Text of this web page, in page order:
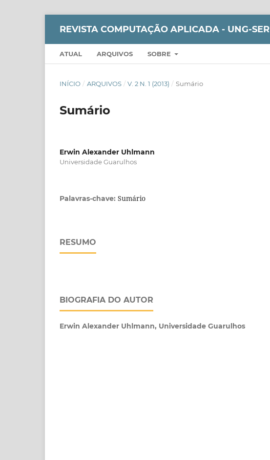
REVISTA COMPUTAÇÃO APLICADA - UNG-SER
ATUAL ARQUIVOS SOBRE
INÍCIO / ARQUIVOS / V. 2 N. 1 (2013) / Sumário
Sumário
Erwin Alexander Uhlmann
Universidade Guarulhos
Palavras-chave: Sumário
RESUMO
BIOGRAFIA DO AUTOR
Erwin Alexander Uhlmann, Universidade Guarulhos